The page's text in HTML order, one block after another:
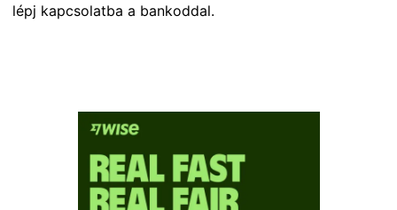
lépj kapcsolatba a bankoddal.